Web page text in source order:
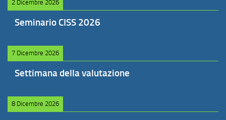
2 Dicembre 2026
Seminario CISS 2026
7 Dicembre 2026
Settimana della valutazione
8 Dicembre 2026